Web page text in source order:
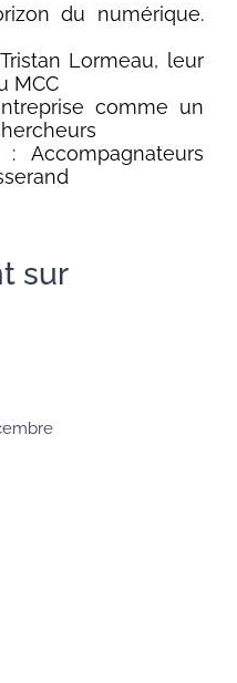
du numérique.
Lormeau, leur
MCC
comme un
Accompagnateurs
sur